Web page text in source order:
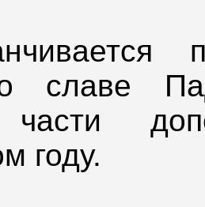
славе
части
году.